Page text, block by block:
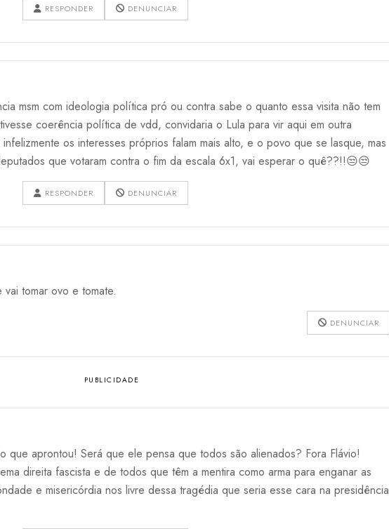
RESPONDER DENUNCIAR
msm com ideologia política pró ou contra sabe o quanto essa visita não tem
coerência política de vdd, convidaria o Lula para vir aqui em outra
os interesses próprios falam mais alto, e o povo que se lasque, mas
que votaram contra o fim da escala 6x1, vai esperar o quê??!!😒😒
RESPONDER DENUNCIAR
tomar ovo e tomate.
DENUNCIAR
que aprontou! Será que ele pensa que todos são alienados? Fora Flávio!
direita fascista e de todos que têm a mentira como arma para enganar as
e misericórdia nos livre dessa tragédia que seria esse cara na presidência